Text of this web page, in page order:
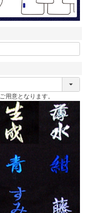
用意となります。